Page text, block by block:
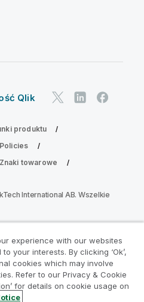
Qlik
produktu
Znaki towarowe
International AB. Wszelkie
Modernizacji
bez szkody dla Twoich
experience with our websites
your interests. By clicking ‘Ok’,
cookies which may involve
Refer to our Privacy & Cookie
for details on cookie usage on